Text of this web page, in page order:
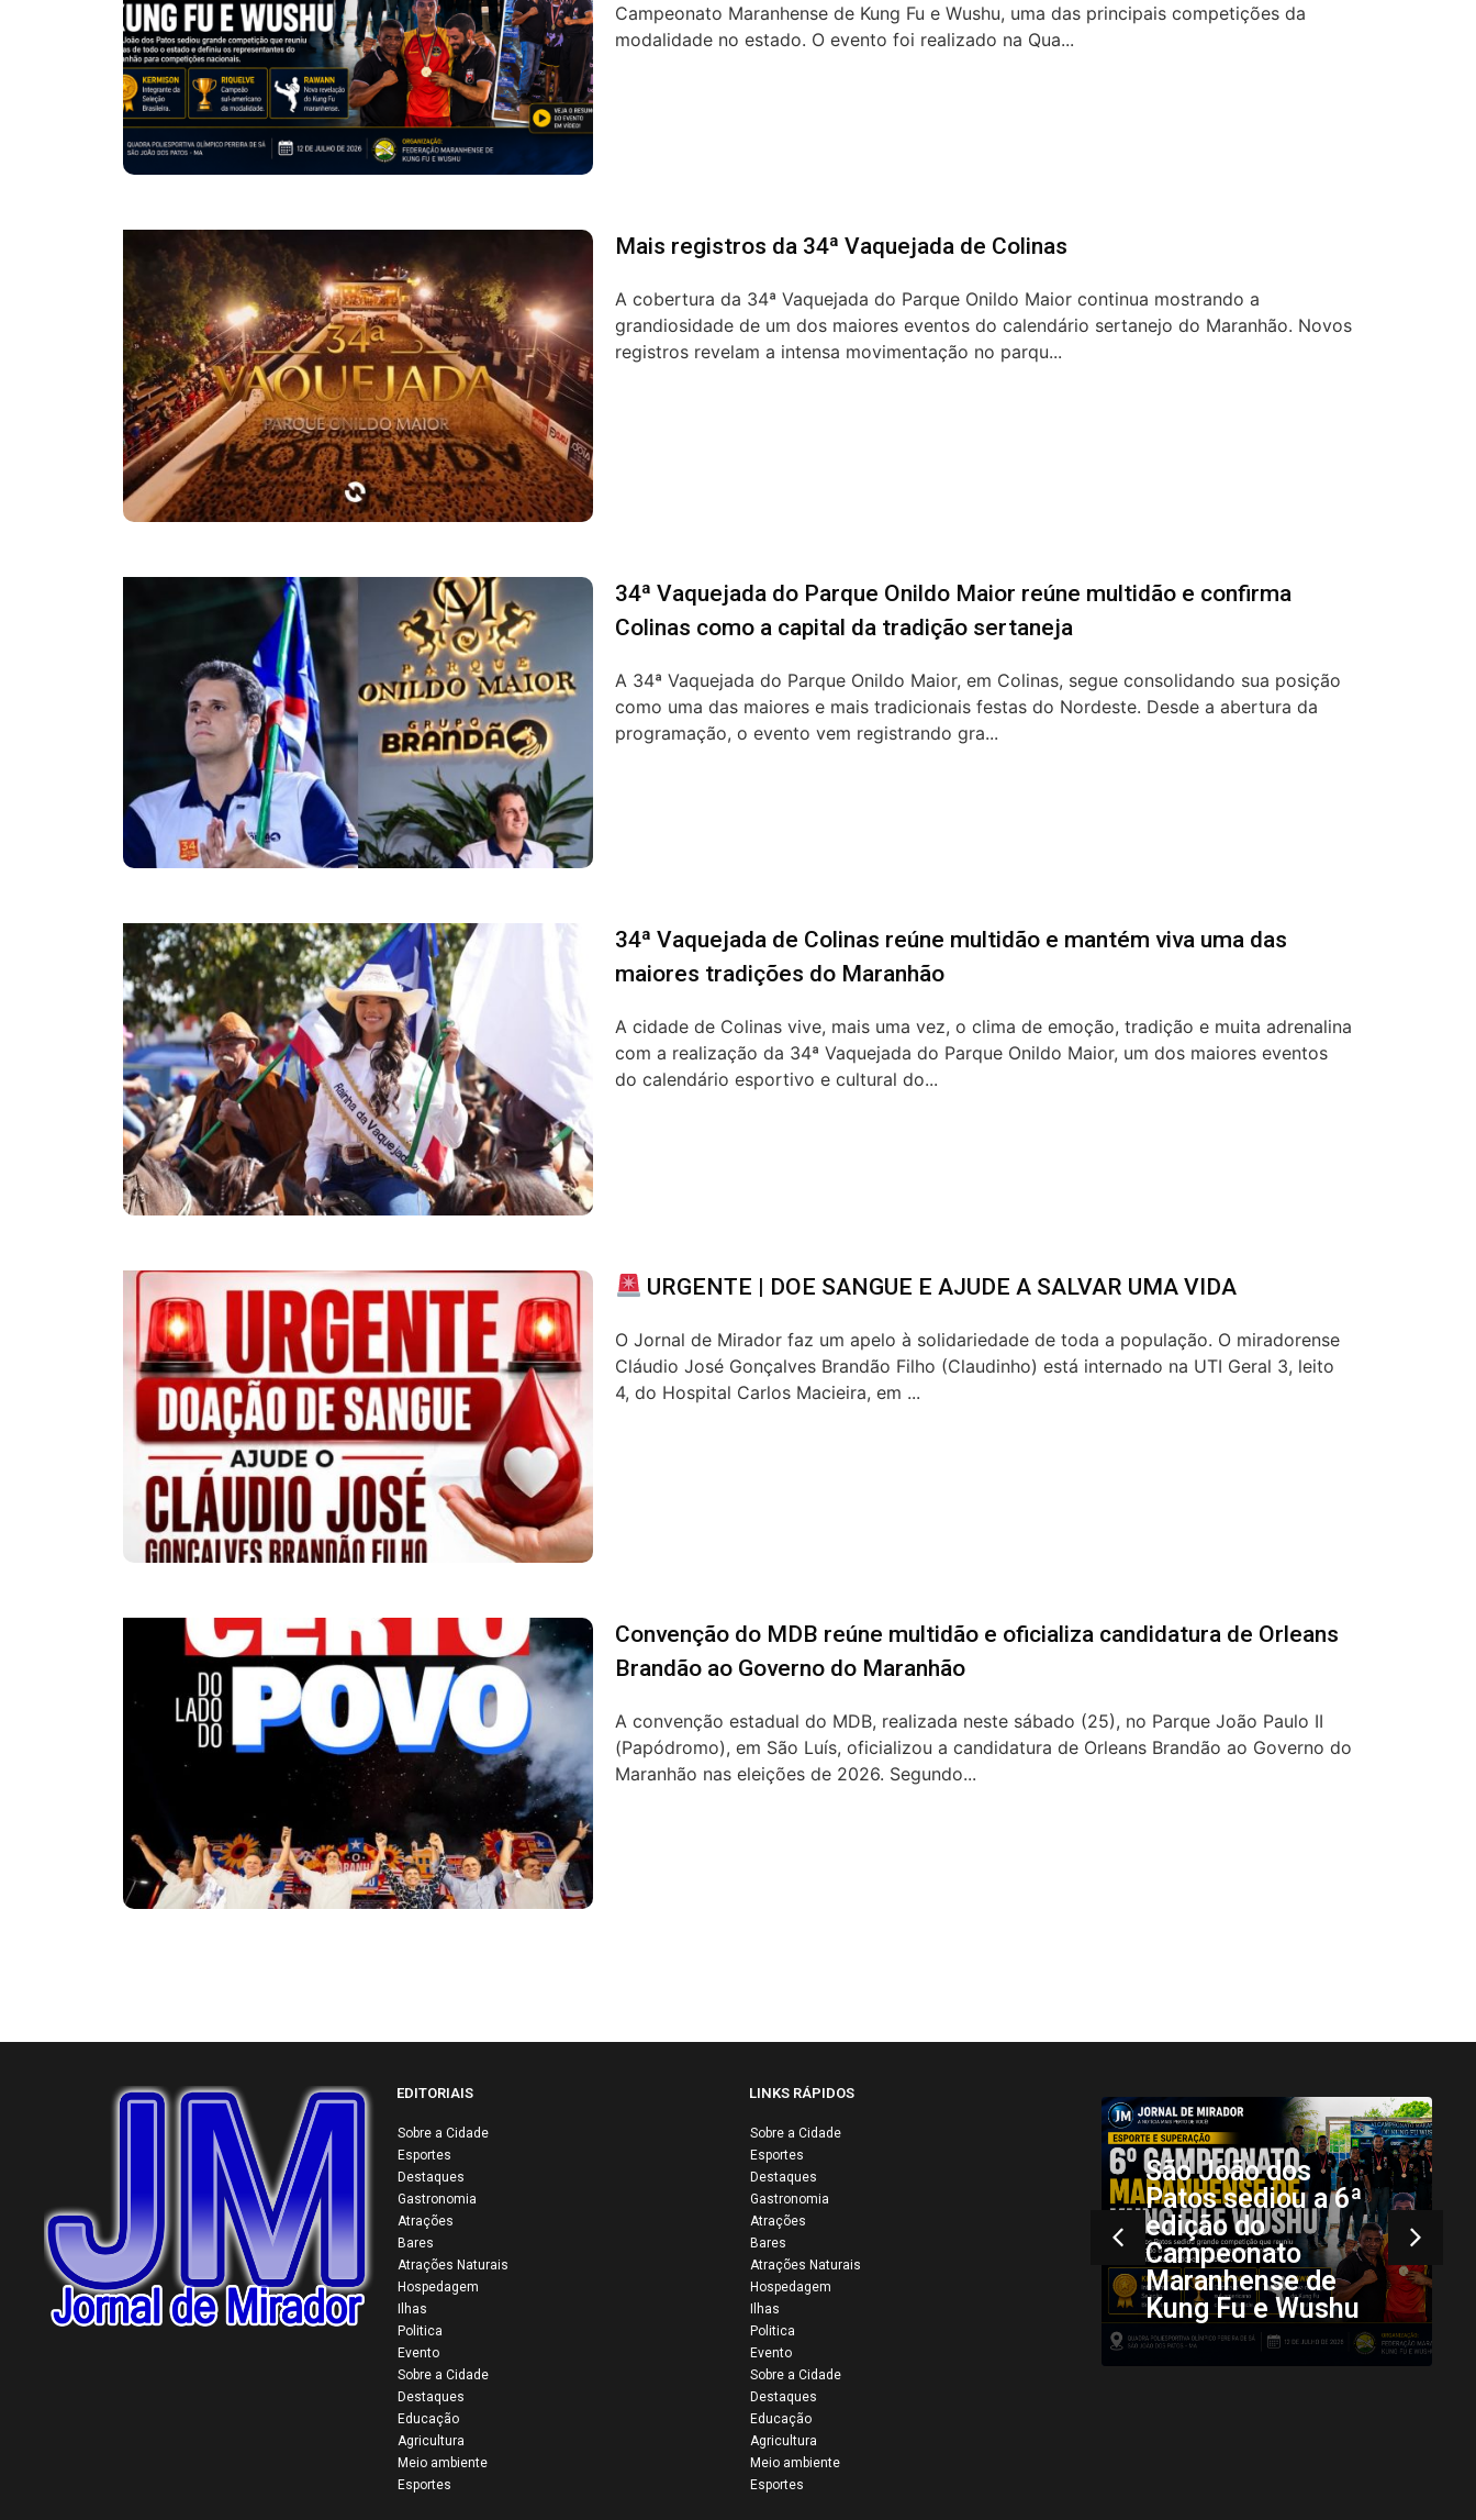
Campeonato Maranhense de Kung Fu e Wushu, uma das principais competições da
modalidade no estado. O evento foi realizado na Qua...
Mais registros da 34ª Vaquejada de Colinas
A cobertura da 34ª Vaquejada do Parque Onildo Maior continua mostrando a
grandiosidade de um dos maiores eventos do calendário sertanejo do Maranhão. Novos
registros revelam a intensa movimentação no parqu...
34ª Vaquejada do Parque Onildo Maior reúne multidão e confirma
Colinas como a capital da tradição sertaneja
A 34ª Vaquejada do Parque Onildo Maior, em Colinas, segue consolidando sua posição
como uma das maiores e mais tradicionais festas do Nordeste. Desde a abertura da
programação, o evento vem registrando gra...
34ª Vaquejada de Colinas reúne multidão e mantém viva uma das
maiores tradições do Maranhão
A cidade de Colinas vive, mais uma vez, o clima de emoção, tradição e muita adrenalina
com a realização da 34ª Vaquejada do Parque Onildo Maior, um dos maiores eventos
do calendário esportivo e cultural do...
URGENTE | DOE SANGUE E AJUDE A SALVAR UMA VIDA
O Jornal de Mirador faz um apelo à solidariedade de toda a população. O miradorense
Cláudio José Gonçalves Brandão Filho (Claudinho) está internado na UTI Geral 3, leito
4, do Hospital Carlos Macieira, em ...
Convenção do MDB reúne multidão e oficializa candidatura de Orleans
Brandão ao Governo do Maranhão
A convenção estadual do MDB, realizada neste sábado (25), no Parque João Paulo II
(Papódromo), em São Luís, oficializou a candidatura de Orleans Brandão ao Governo do
Maranhão nas eleições de 2026. Segundo...
EDITORIAIS
Sobre a Cidade
Esportes
Destaques
Gastronomia
Atrações
Bares
Atrações Naturais
Hospedagem
Ilhas
Politica
Evento
Sobre a Cidade
Destaques
Educação
Agricultura
Meio ambiente
Esportes
LINKS RÁPIDOS
Sobre a Cidade
Esportes
Destaques
Gastronomia
Atrações
Bares
Atrações Naturais
Hospedagem
Ilhas
Politica
Evento
Sobre a Cidade
Destaques
Educação
Agricultura
Meio ambiente
Esportes
34ª Vaquejada de
Colinas reúne
multidão e mantém
viva uma das
maiores tradições
São João dos
Patos sediou a 6ª
edição do
Campeonato
Maranhense de
Mais registros da
34ª Vaquejada de
Colinas